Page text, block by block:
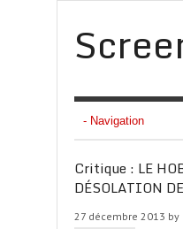
Critique : LE
DÉSOLATION
27 décembre 2013 by